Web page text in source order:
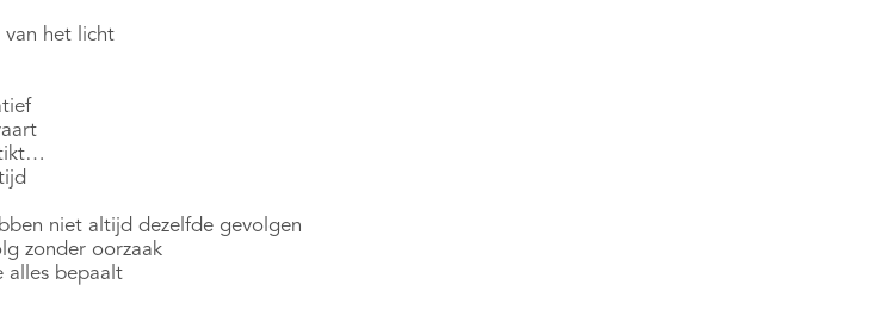
van het licht
tikt…
niet altijd dezelfde gevolgen
zonder oorzaak
alles bepaalt